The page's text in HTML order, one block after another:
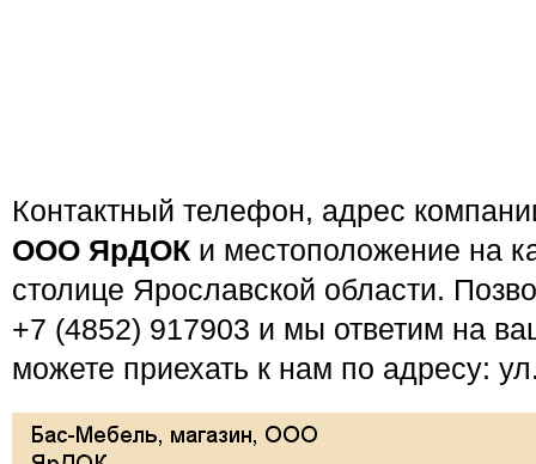
Контактный телефон, адрес
ООО ЯрДОК и местоположение на
столице Ярославской области.
+7 (4852) 917903 и мы ответим на
можете приехать к нам по адресу: